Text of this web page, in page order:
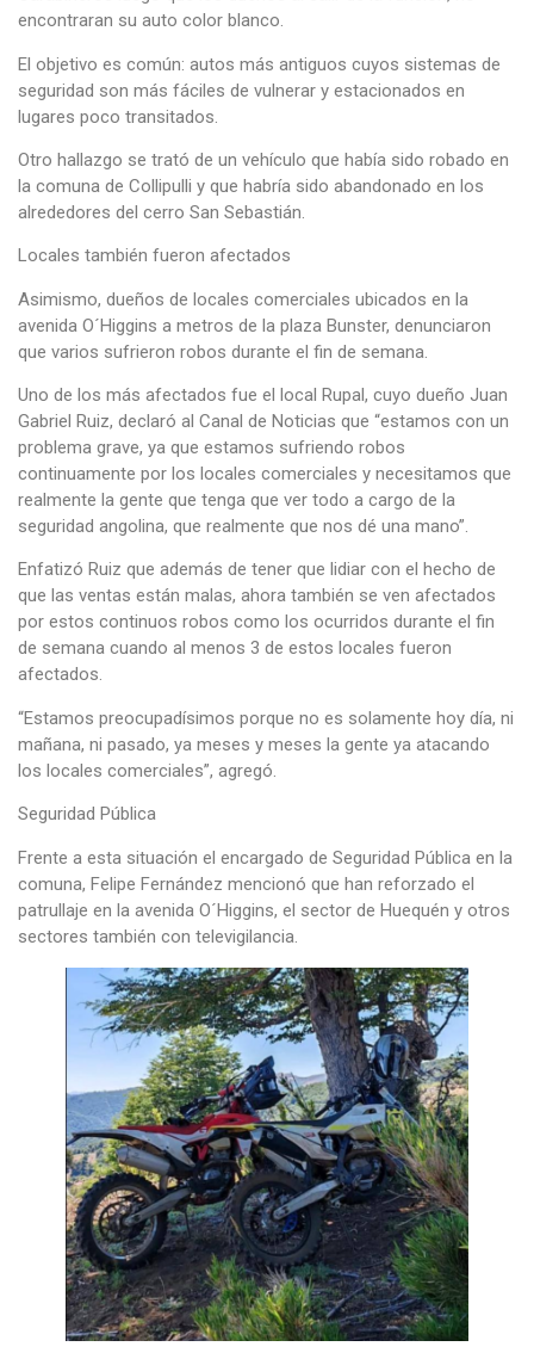
encontraran su auto color blanco.
El objetivo es común: autos más antiguos cuyos sistemas de
seguridad son más fáciles de vulnerar y estacionados en
lugares poco transitados.
Otro hallazgo se trató de un vehículo que había sido robado en
la comuna de Collipulli y que habría sido abandonado en los
alrededores del cerro San Sebastián.
Locales también fueron afectados
Asimismo, dueños de locales comerciales ubicados en la
avenida O´Higgins a metros de la plaza Bunster, denunciaron
que varios sufrieron robos durante el fin de semana.
Uno de los más afectados fue el local Rupal, cuyo dueño Juan
Gabriel Ruiz, declaró al Canal de Noticias que “estamos con un
problema grave, ya que estamos sufriendo robos
continuamente por los locales comerciales y necesitamos que
realmente la gente que tenga que ver todo a cargo de la
seguridad angolina, que realmente que nos dé una mano”.
Enfatizó Ruiz que además de tener que lidiar con el hecho de
que las ventas están malas, ahora también se ven afectados
por estos continuos robos como los ocurridos durante el fin
de semana cuando al menos 3 de estos locales fueron
afectados.
“Estamos preocupadísimos porque no es solamente hoy día, ni
mañana, ni pasado, ya meses y meses la gente ya atacando
los locales comerciales”, agregó.
Seguridad Pública
Frente a esta situación el encargado de Seguridad Pública en la
comuna, Felipe Fernández mencionó que han reforzado el
patrullaje en la avenida O´Higgins, el sector de Huequén y otros
sectores también con televigilancia.